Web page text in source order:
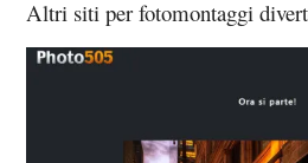
Altri siti per fotomontaggi